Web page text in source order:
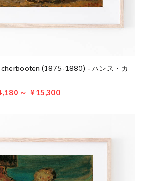
(1875-1880) - ハンス・カ
～ ￥15,300